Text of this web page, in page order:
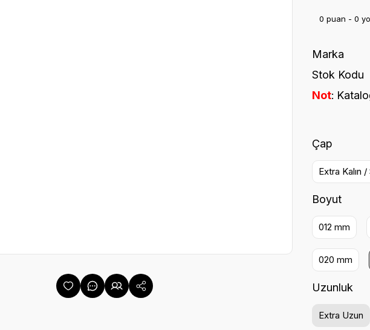
0 puan - 0
Marka
Stok Kodu
Not
Çap
Extra Kalın /
Boyut
012 mm
020 mm
Uzunluk
Extra Uzun